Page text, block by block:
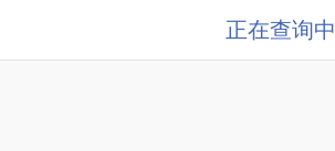
正在查询中